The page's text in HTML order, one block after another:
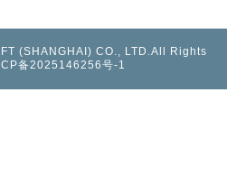
(SHANGHAI) CO., LTD.All Rights
备2025146256号-1